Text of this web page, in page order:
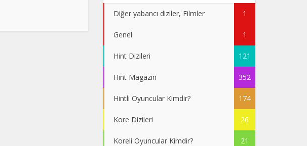
Diğer yabancı diziler, Filmler 1
Genel 1
Hint Dizileri 121
Hint Magazin 352
Hintli Oyuncular Kimdir? 174
Kore Dizileri 26
Koreli Oyuncular Kimdir? 21